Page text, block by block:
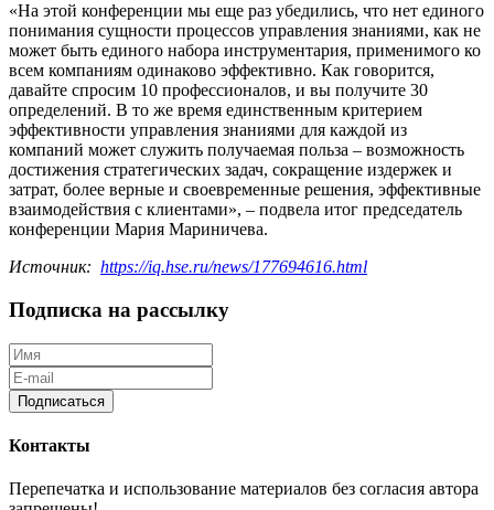
«На этой конференции мы еще раз убедились, что нет единого
понимания сущности процессов управления знаниями, как не
может быть единого набора инструментария, применимого ко
всем компаниям одинаково эффективно. Как говорится,
давайте спросим 10 профессионалов, и вы получите 30
определений. В то же время единственным критерием
эффективности управления знаниями для каждой из
компаний может служить получаемая польза – возможность
достижения стратегических задач, сокращение издержек и
затрат, более верные и своевременные решения, эффективные
взаимодействия с клиентами», – подвела итог председатель
конференции Мария Мариничева.
Источник: https://iq.hse.ru/news/177694616.html
Подписка на рассылку
Подписаться
Контакты
Перепечатка и использование материалов без согласия автора